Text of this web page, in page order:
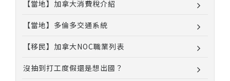
【當地】加拿大消費稅介紹
【當地】多倫多交通系統
【移民】加拿大NOC職業列表
沒抽到打工度假還是想出國？